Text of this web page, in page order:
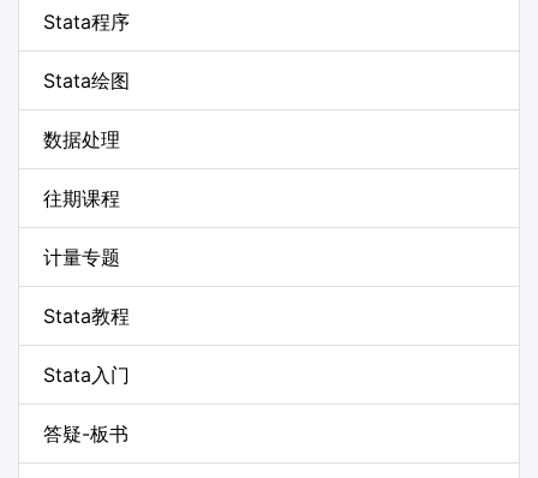
Stata程序
Stata绘图
数据处理
往期课程
计量专题
Stata教程
Stata入门
答疑-板书